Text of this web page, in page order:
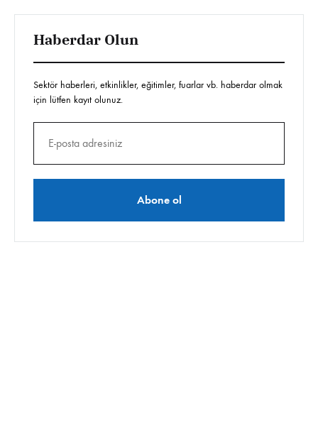
Haberdar Olun
Sektör haberleri, etkinlikler, eğitimler, fuarlar vb. haberdar olmak
için lütfen kayıt olunuz.